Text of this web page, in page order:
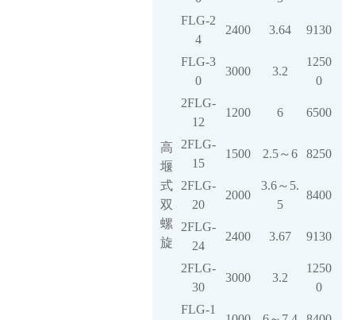
FLG-2
4
2400 3.64 9130
FLG-3
0
3000 3.2
1250
0
高
堰
式
双
螺
旋
2FLG-
12
1200 6 6500
2FLG-
15
1500 2.5～6 8250
2FLG-
20
2000
3.6～5.
5
8400
2FLG-
24
2400 3.67 9130
2FLG-
30
3000 3.2
1250
0
FLG-1